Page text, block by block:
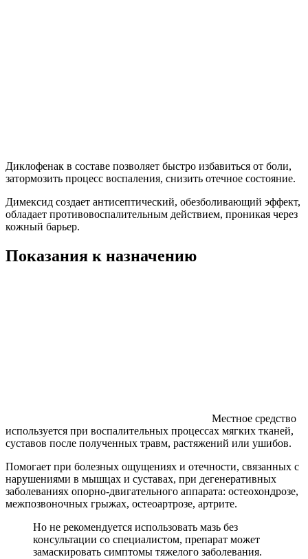
Диклофенак в составе позволяет быстро избавиться от боли,
затормозить процесс воспаления, снизить отечное состояние.
Димексид создает антисептический, обезболивающий эффект,
обладает противовоспалительным действием, проникая через
кожный барьер.
Показания к назначению
Местное средство
используется при воспалительных процессах мягких тканей,
суставов после полученных травм, растяжений или ушибов.
Помогает при болезных ощущениях и отечности, связанных с
нарушениями в мышцах и суставах, при дегенеративных
заболеваниях опорно-двигательного аппарата: остеохондрозе,
межпозвоночных грыжах, остеоартрозе, артрите.
Но не рекомендуется использовать мазь без
консультации со специалистом, препарат может
замаскировать симптомы тяжелого заболевания.